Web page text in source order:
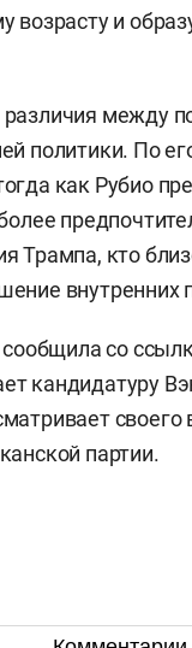
возрасту и
между
политики. По
как Рубио
Трампа, кто
внутренних
со
кандидатуру
партии.